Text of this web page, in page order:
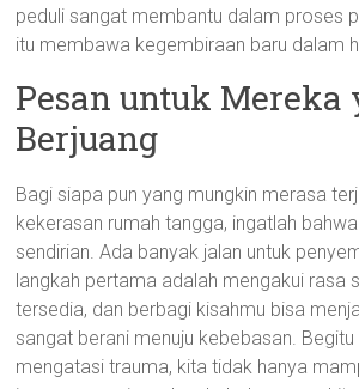
peduli sangat membantu dalam proses
itu membawa kegembiraan baru dalam
Pesan untuk Mereka
Berjuang
Bagi siapa pun yang mungkin merasa
kekerasan rumah tangga, ingatlah
sendirian. Ada banyak jalan untuk
langkah pertama adalah mengakui rasa
tersedia, dan berbagi kisahmu bisa
sangat berani menuju kebebasan.
mengatasi trauma, kita tidak hanya